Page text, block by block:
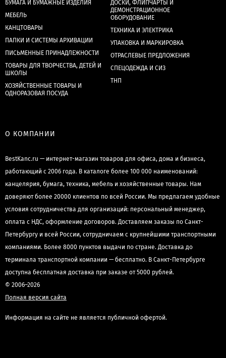
БУМАГА И БУМАЖНЫЕ ИЗДЕЛИЯ
МЕБЕЛЬ
КАНЦТОВАРЫ
ПАПКИ И СИСТЕМЫ АРХИВАЦИИ
ПИСЬМЕННЫЕ ПРИНАДЛЕЖНОСТИ
ТОВАРЫ ДЛЯ ТВОРЧЕСТВА, ДЕТЕЙ И
ШКОЛЫ
ХОЗЯЙСТВЕННЫЕ ТОВАРЫ И
ОДНОРАЗОВАЯ ПОСУДА
ДОСКИ, ФЛИПЧАРТЫ И
ДЕМОНСТРАЦИОННОЕ
ОБОРУДОВАНИЕ
ТЕХНИКА И ЭЛЕКТРИКА
УПАКОВКА И МАРКИРОВКА
ОТРАСЛЕВЫЕ ПРЕДЛОЖЕНИЯ
СПЕЦОДЕЖДА И СИЗ
ТНП
О КОМПАНИИ
BestKanc.ru — интернет-магазин товаров для офиса, дома и бизнеса,
работающий с 2006 года. В каталоге более 100 000 наименований:
канцелярия, бумага, техника, мебель и хозяйственные товары. Нам
доверяют более 20000 клиентов по всей России. Мы предлагаем удобные
условия сотрудничества для организаций: персональный менеджер,
оплата с НДС, оформление договоров. Доставляем заказы по Санкт-
Петербургу и всей России, сотрудничаем с крупнейшими транспортными
компаниями. Более 8000 пунктов выдачи по стране. Доставка до
терминала транспортной компании — бесплатно. В Санкт-Петербурге
доступна бесплатная доставка при заказе от 5000 рублей.
© 2006–2026
Полная версия сайта
Информация на сайте не является публичной офертой.